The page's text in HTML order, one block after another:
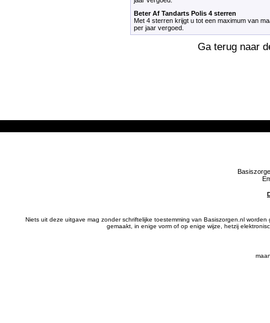
Beter Af Tandarts Polis 4 sterren
Met 4 sterren krijgt u tot een maximum van
per jaar vergoed.
Ga terug naar
Niets uit deze uitgave mag zonder schriftelijke toestemming van Basiszorgen.nl
gemaakt, in enige vorm of op enige wijze, hetzij